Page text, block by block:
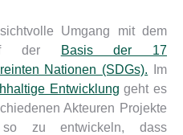
Umgang mit dem
der
Basis der 17
Nationen (SDGs). Im
Entwicklung geht es
Akteuren Projekte
so zu entwickeln, dass